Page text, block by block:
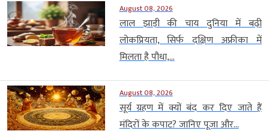
August 08, 2026
लाल झाड़ी की चाय दुनिया में बढ़ी
लोकप्रियता, सिर्फ दक्षिण अफ्रीका में
मिलता है पौधा,...
August 08, 2026
सूर्य ग्रहण में क्यों बंद कर दिए जाते हैं
मंदिरों के कपाट? जानिए पूजा और...